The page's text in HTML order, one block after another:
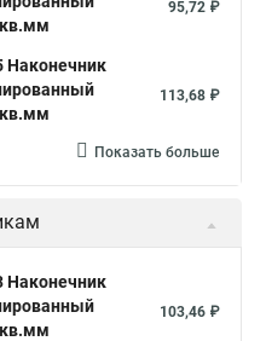
кв.мм
95,72 ₽
Наконечник
кв.мм
113,68 ₽
Показать больше
Наконечник
кв.мм
103,46 ₽